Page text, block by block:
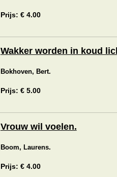
Prijs: € 4.00
Wakker worden in koud
Bokhoven, Bert.
Prijs: € 5.00
Vrouw wil voelen.
Boom, Laurens.
Prijs: € 4.00